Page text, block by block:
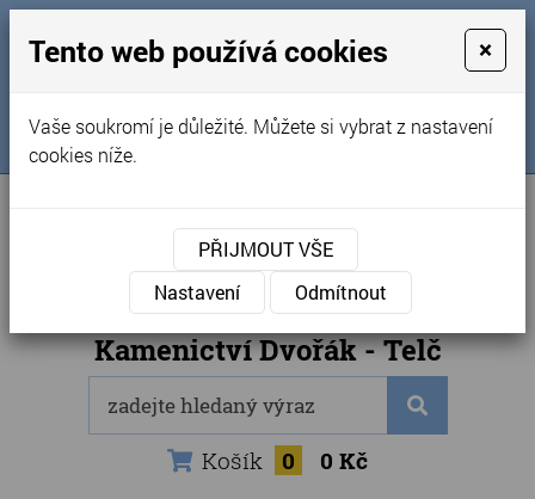
Obchodní podmínky
Kontakty
Naše kamenictví
Sledujte nás na FB
Internetový obchod
Kamenictví Dvořák - Telč
Košík 0 0 Kč
Tento web používá cookies ×
Vaše soukromí je důležité. Můžete si vybrat z nastavení
cookies níže.
PŘIJMOUT VŠE
Nastavení
Odmítnout